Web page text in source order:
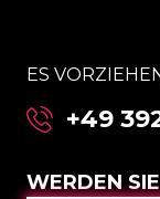
ES
+49
WERDEN